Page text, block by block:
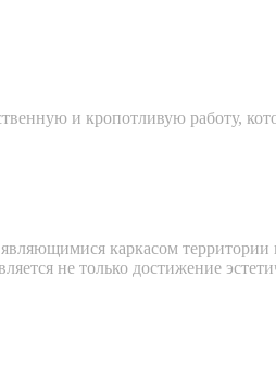
и кропотливую работу,
каркасом
не только достижение